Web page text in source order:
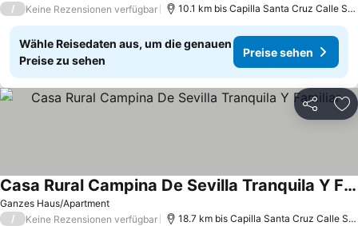
/ Keine Rezensionen verfügbar 10.1 km bis Capilla Santa Cruz Calle
Wähle Reisedaten aus, um die genauen
Preise zu sehen
Preise sehen
Teilen
Ganzes Haus/Apartment
Casa Rural Campina De Sevilla Tranquila Y Familiar
Preise sehen
/ Keine Rezensionen verfügbar 18.7 km bis Capilla Santa Cruz Calle